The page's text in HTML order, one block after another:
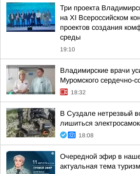
Три проекта
на XI Всероссийском
проектов создания
среды
19:10
Владимирские врачи
Муромского сердечно-
18:32
В Суздале нетрезвый
лишиться
18:08
Очередной эфир в
актуальная тема